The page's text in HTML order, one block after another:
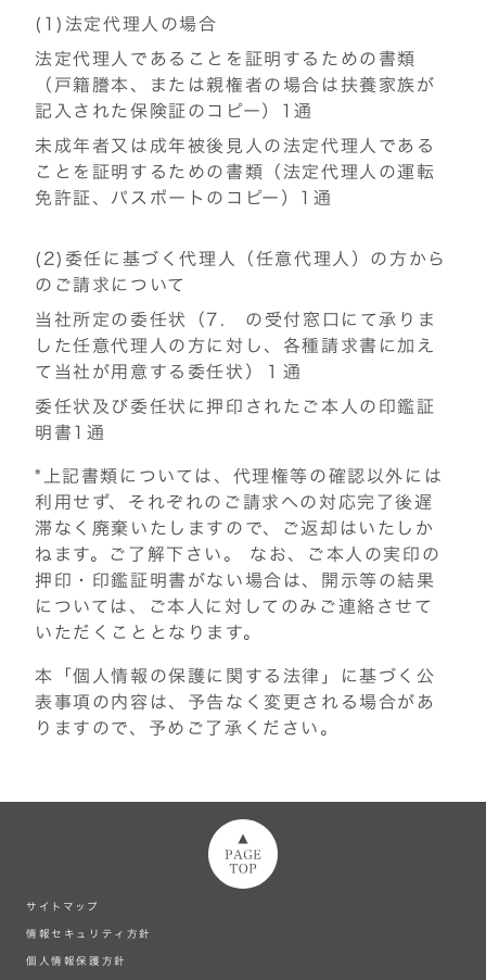
(1)法定代理人の場合
法定代理人であることを証明するための書類
（戸籍謄本、または親権者の場合は扶養家族が
記入された保険証のコピー）1通
未成年者又は成年被後見人の法定代理人である
ことを証明するための書類（法定代理人の運転
免許証、パスポートのコピー）1通
(2)委任に基づく代理人（任意代理人）の方から
のご請求について
当社所定の委任状（7. の受付窓口にて承りま
した任意代理人の方に対し、各種請求書に加え
て当社が用意する委任状）１通
委任状及び委任状に押印されたご本人の印鑑証
明書1通
*上記書類については、代理権等の確認以外には
利用せず、それぞれのご請求への対応完了後遅
滞なく廃棄いたしますので、ご返却はいたしか
ねます。ご了解下さい。 なお、ご本人の実印の
押印・印鑑証明書がない場合は、開示等の結果
については、ご本人に対してのみご連絡させて
いただくこととなります。
本「個人情報の保護に関する法律」に基づく公
表事項の内容は、予告なく変更される場合があ
りますので、予めご了承ください。
サイトマップ
情報セキュリティ方針
個人情報保護方針